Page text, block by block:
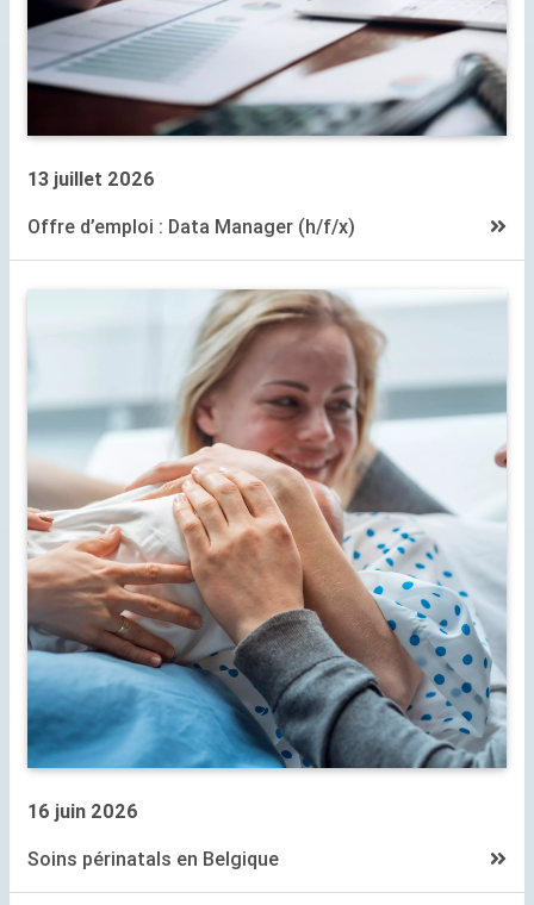
13 juillet 2026
Offre d’emploi : Data Manager (h/f/x)
16 juin 2026
Soins périnatals en Belgique